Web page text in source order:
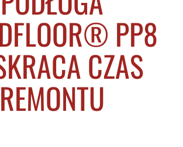
PP8
CZAS
REMONTU